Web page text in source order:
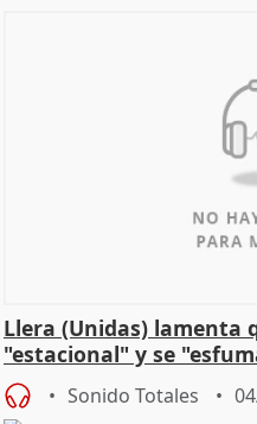
Llera (Unidas) lamenta
"estacional" y se
Sonido Totales